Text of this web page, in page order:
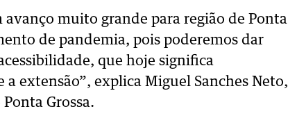
avanço muito grande para região de Ponta
de pandemia, pois poderemos dar
que hoje significa
a extensão”, explica Miguel Sanches Neto,
Grossa.